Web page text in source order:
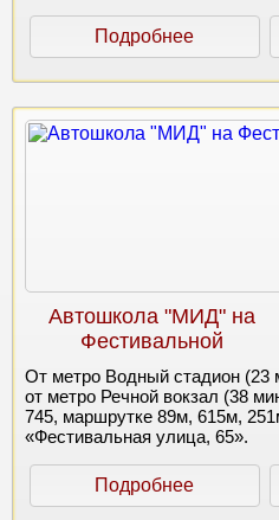
Подробнее
Автошкола "МИД" на
Фестивальной
От метро Водный стадион (23
от метро Речной вокзал (38
745, маршрутке 89м, 615м,
«Фестивальная улица, 65».
Подробнее